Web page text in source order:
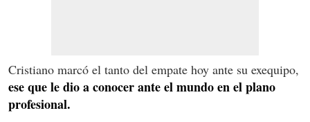
Cristiano marcó el tanto del empate hoy ante su exequipo,
ese que le dio a conocer ante el mundo en el plano
profesional.